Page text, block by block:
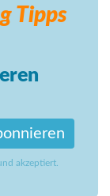
Tipps
akzeptiert.